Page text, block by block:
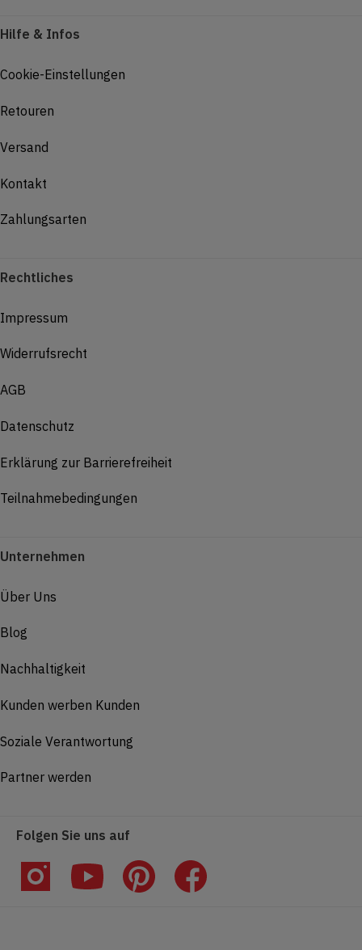
Hilfe & Infos
Cookie-Einstellungen
Retouren
Versand
Kontakt
Zahlungsarten
Rechtliches
Impressum
Widerrufsrecht
AGB
Datenschutz
Erklärung zur Barrierefreiheit
Teilnahmebedingungen
Unternehmen
Über Uns
Blog
Nachhaltigkeit
Kunden werben Kunden
Soziale Verantwortung
Partner werden
Folgen Sie uns auf